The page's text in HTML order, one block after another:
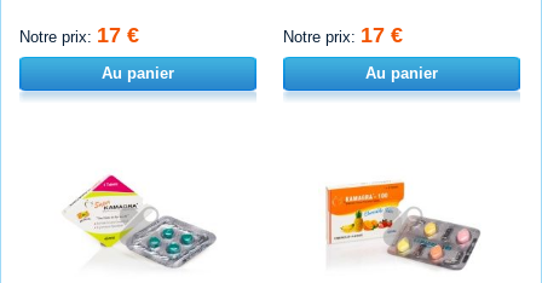
Notre prix: 17 €
Au panier
Notre prix: 17 €
Au panier